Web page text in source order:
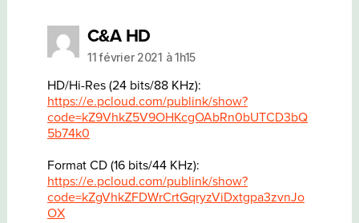
C&A HDdit :
11 février 2021 à 1h15
HD/Hi-Res (24 bits/88 KHz):
https://e.pcloud.com/publink/show?
code=kZ9VhkZ5V9OHKcgOAbRn0bUTCD3bQ
5b74k0
Format CD (16 bits/44 KHz):
https://e.pcloud.com/publink/show?
code=kZgVhkZFDWrCrtGqryzViDxtgpa3zvnJo
OX